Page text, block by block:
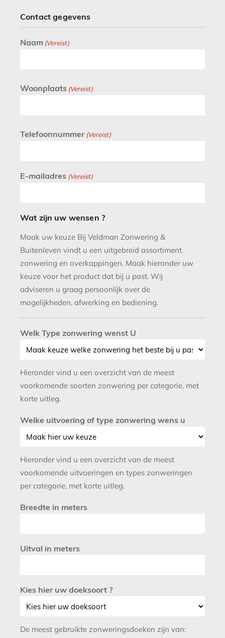
Contact gegevens
Naam (Vereist)
Woonplaats (Vereist)
Telefoonnummer (Vereist)
E-mailadres (Vereist)
Wat zijn uw wensen ?
Maak uw keuze Bij Veldman Zonwering &
Buitenleven vindt u een uitgebreid assortiment
zonwering en overkappingen. Maak hieronder uw
keuze voor het product dat bij u past. Wij
adviseren u graag persoonlijk over de
mogelijkheden, afwerking en bediening.
Welk Type zonwering wenst U
Hieronder vind u een overzicht van de meest
voorkomende soorten zonwering per categorie, met
korte uitleg.
Welke uitvoering of type zonwering wens u
Hieronder vind u een overzicht van de meest
voorkomende uitvoeringen en types zonweringen
per categorie, met korte uitleg.
Breedte in meters
Uitval in meters
Kies hier uw doeksoort ?
De meest gebruikte zonweringsdoeken zijn van: